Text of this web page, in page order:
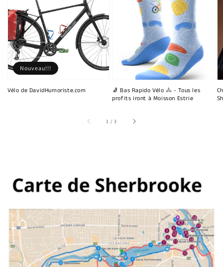
Vélo de DavidHumoriste.com
Nouveau!!!
🧦 Bas Rapido Vélo 🚴 - Tous les
profits iront à Moisson Estrie
1 /sur
3